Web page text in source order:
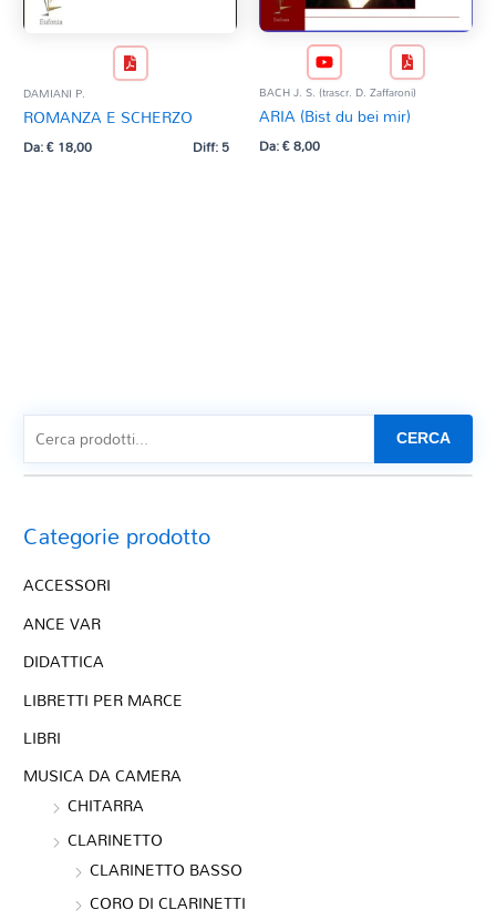
DAMIANI P.
ROMANZA E SCHERZO
Da:€18,00 Diff: 5
BACH J. S. (trascr. D. Zaffaroni)
ARIA (Bist du bei mir)
Da:€8,00
CERCA
Categorie prodotto
ACCESSORI
ANCE VAR
DIDATTICA
LIBRETTI PER MARCE
LIBRI
MUSICA DA CAMERA
CHITARRA
CLARINETTO
CLARINETTO BASSO
CORO DI CLARINETTI